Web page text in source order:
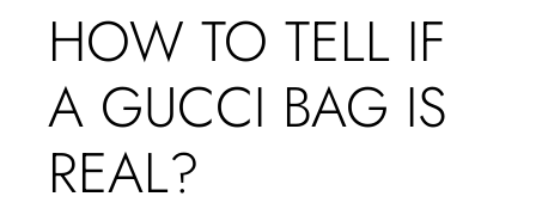
HOW TO TELL IF
A GUCCI BAG IS
REAL?